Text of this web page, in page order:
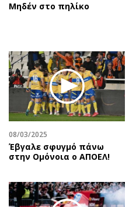
Μηδέν στο πηλίκο
08/03/2025
Έβγαλε σφυγμό πάνω
στην Ομόνοια ο ΑΠΟΕΛ!